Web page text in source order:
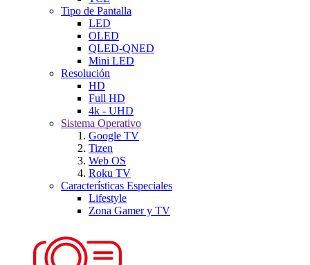
Tipo de Pantalla
LED
OLED
QLED-QNED
Mini LED
Resolución
HD
Full HD
4k - UHD
Sistema Operativo
Google TV
Tizen
Web OS
Roku TV
Características Especiales
Lifestyle
Zona Gamer y TV